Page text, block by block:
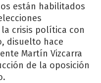
están habilitados
crisis política con
disuelto hace
Martín Vizcarra
de la oposición